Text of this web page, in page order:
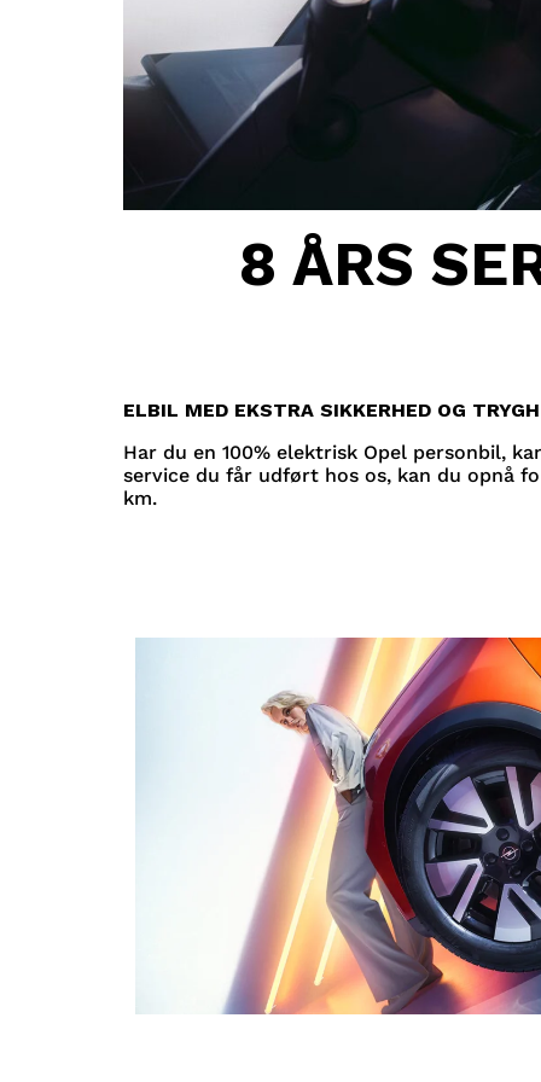
8 ÅRS
ELBIL MED EKSTRA SIKKERHED OG
Har du en 100% elektrisk Opel personbil,
service du får udført hos os, kan du opnå
km.